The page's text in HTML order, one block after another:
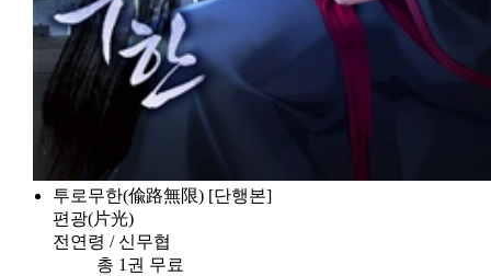
투로무한(偸路無限) [단행본]
편광(片光)
전연령 / 신무협
총 1권 무료